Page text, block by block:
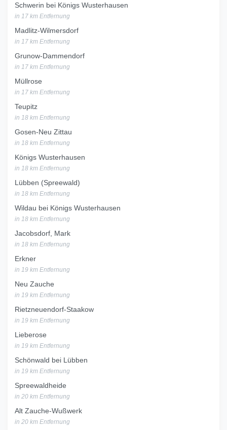
Schwerin bei Königs Wusterhausen
in 17 km Entfernung
Madlitz-Wilmersdorf
in 17 km Entfernung
Grunow-Dammendorf
in 17 km Entfernung
Müllrose
in 17 km Entfernung
Teupitz
in 18 km Entfernung
Gosen-Neu Zittau
in 18 km Entfernung
Königs Wusterhausen
in 18 km Entfernung
Lübben (Spreewald)
in 18 km Entfernung
Wildau bei Königs Wusterhausen
in 18 km Entfernung
Jacobsdorf, Mark
in 18 km Entfernung
Erkner
in 19 km Entfernung
Neu Zauche
in 19 km Entfernung
Rietzneuendorf-Staakow
in 19 km Entfernung
Lieberose
in 19 km Entfernung
Schönwald bei Lübben
in 19 km Entfernung
Spreewaldheide
in 20 km Entfernung
Alt Zauche-Wußwerk
in 20 km Entfernung